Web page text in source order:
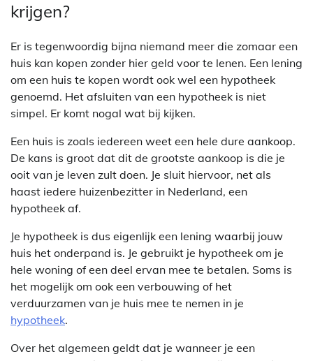
krijgen?
Er is tegenwoordig bijna niemand meer die zomaar een
huis kan kopen zonder hier geld voor te lenen. Een lening
om een huis te kopen wordt ook wel een hypotheek
genoemd. Het afsluiten van een hypotheek is niet
simpel. Er komt nogal wat bij kijken.
Een huis is zoals iedereen weet een hele dure aankoop.
De kans is groot dat dit de grootste aankoop is die je
ooit van je leven zult doen. Je sluit hiervoor, net als
haast iedere huizenbezitter in Nederland, een
hypotheek af.
Je hypotheek is dus eigenlijk een lening waarbij jouw
huis het onderpand is. Je gebruikt je hypotheek om je
hele woning of een deel ervan mee te betalen. Soms is
het mogelijk om ook een verbouwing of het
verduurzamen van je huis mee te nemen in je
hypotheek.
Over het algemeen geldt dat je wanneer je een